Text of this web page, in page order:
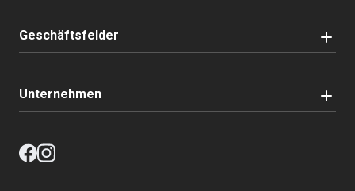
Geschäftsfelder
Unternehmen